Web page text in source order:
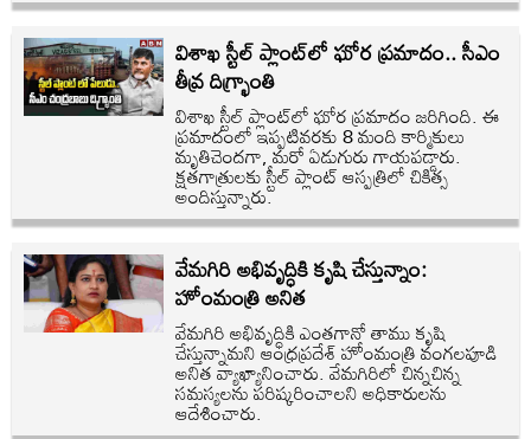
విశాఖ స్టీల్ ప్లాంట్‌లో ఘోర ప్రమాదం.. సీఎం
తీవ్ర దిగ్భ్రాంతి
విశాఖ స్టీల్ ప్లాంట్‌లో ఘోర ప్రమాదం జరిగింది. ఈ
ప్రమాదంలో ఇప్పటివరకు 8 మంది కార్మికులు
మృతిచెందగా, మరో ఏడుగురు గాయపడ్డారు.
క్షతగాత్రులకు స్టీల్ ప్లాంట్ ఆస్పత్రిలో చికిత్స
అందిస్తున్నారు.
వేమగిరి అభివృ‌ద్ధికి కృషి చేస్తున్నాం:
హోంమంత్రి అనిత
వేమగిరి అభివృ‌ద్ధికి ఎంతగానో తాము కృషి
చేస్తున్నామని ఆంధ్రప్రదేశ్ హోంమంత్రి వంగలపూడి
అనిత వ్యాఖ్యానించారు. వేమగిరిలో చిన్నచిన్న
సమస్యలను పరిష్కరించాలని అధికారులను
ఆదేశించారు.